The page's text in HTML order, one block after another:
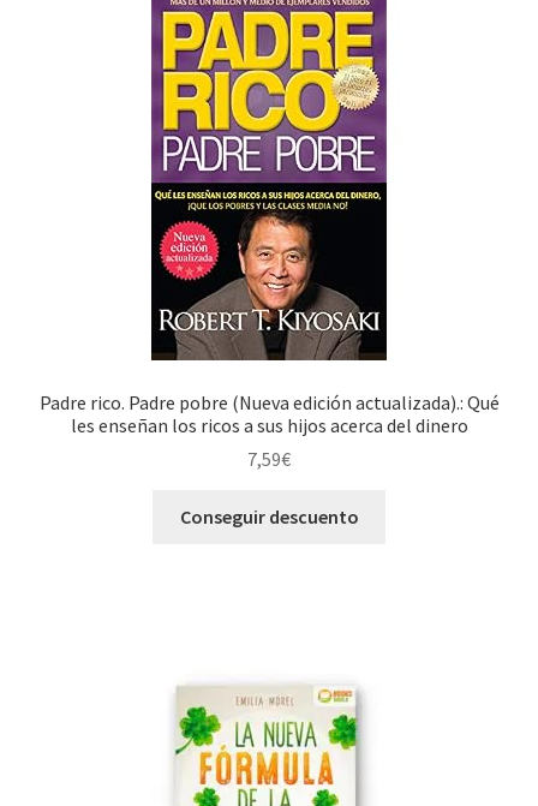
Padre rico. Padre pobre (Nueva edición actualizada).: Qué
les enseñan los ricos a sus hijos acerca del dinero
7,59€
Conseguir descuento